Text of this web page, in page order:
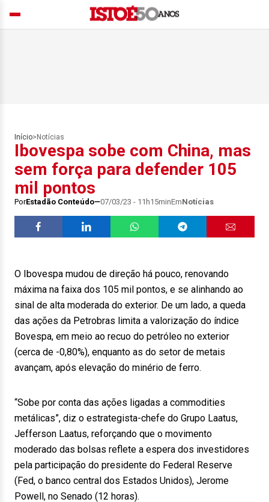
Início> Notícias
Ibovespa sobe com China, mas
sem força para defender 105
mil pontos
PorEstadão Conteúdo 07/03/23 - 11h15minEmNotícias
O Ibovespa mudou de direção há pouco, renovando
máxima na faixa dos 105 mil pontos, e se alinhando ao
sinal de alta moderada do exterior. De um lado, a queda
das ações da Petrobras limita a valorização do índice
Bovespa, em meio ao recuo do petróleo no exterior
(cerca de -0,80%), enquanto as do setor de metais
avançam, após elevação do minério de ferro.
“Sobe por conta das ações ligadas a commodities
metálicas”, diz o estrategista-chefe do Grupo Laatus,
Jefferson Laatus, reforçando que o movimento
moderado das bolsas reflete a espera dos investidores
pela participação do presidente do Federal Reserve
(Fed, o banco central dos Estados Unidos), Jerome
Powell, no Senado (12 horas).